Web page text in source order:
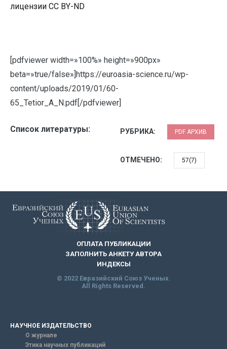
лицензии CC BY-ND
[pdfviewer width=»100%» height=»900px»
beta=»true/false»]https://euroasia-science.ru/wp-
content/uploads/2019/01/60-
65_Tetior_A_N.pdf[/pdfviewer]
Список литературы: РУБРИКА: PDF АРХИВ
ОТМЕЧЕНО: 57(7)
ОПЛАТА ПУБЛИКАЦИИ
ЗАПОЛНИТЬ АНКЕТУ АВТОРА
ИНДЕКСЫ
© 2022 Евразийский Союз Ученых.
All Rights Reserved.
НАУЧНОЕ ИЗДАТЕЛЬСТВО
О журнале
Этика научных публикаций